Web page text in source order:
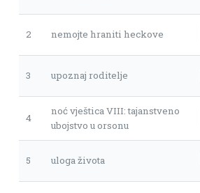
2 nemojte hraniti heckove
3 upoznaj roditelje
4
noć vještica VIII: tajanstveno
ubojstvo u orsonu
5 uloga života